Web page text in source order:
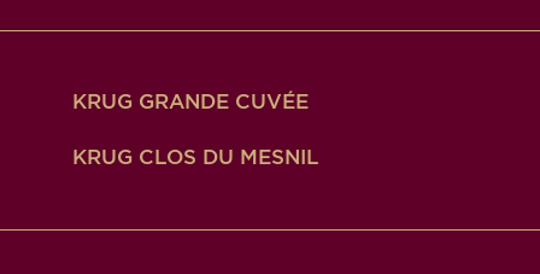
KRUG GRANDE CUVÉE
KRUG CLOS DU MESNIL